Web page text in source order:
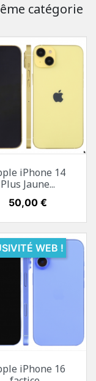
catégorie
iPhone 14
Plus Jaune...
Prix
50,00 €
iPhone 16
WEB !